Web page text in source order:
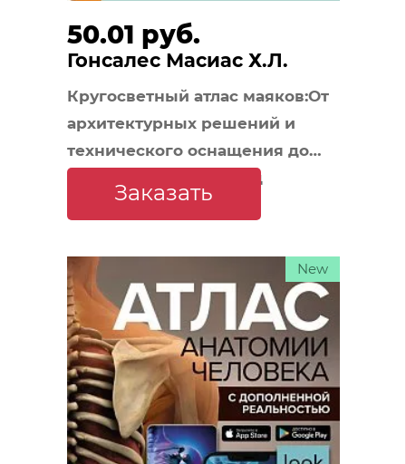
50.01 руб.
Гонсалес Масиас Х.Л.
Кругосветный атлас маяков:От
архитектурных решений и
технического оснащения до
вековых тайн и легенд
Заказать
New